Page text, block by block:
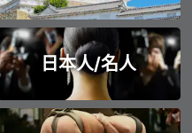
日本人/名人